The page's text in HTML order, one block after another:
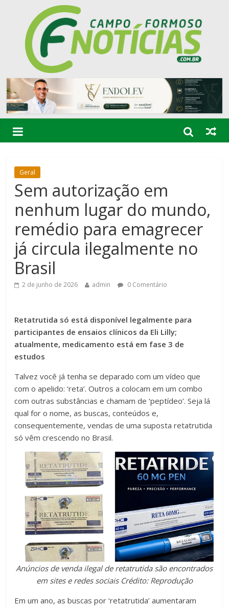
Geral
Sem autorização em
nenhum lugar do mundo,
remédio para emagrecer
já circula ilegalmente no
Brasil
2 de junho de 2026 admin 0 Comentário
Retatrutida só está disponível legalmente para
participantes de ensaios clínicos da Eli Lilly;
atualmente, medicamento está em fase 3 de
estudos
Talvez você já tenha se deparado com um vídeo que
com o apelido: ‘reta’. Outros a colocam em um combo
com outras substâncias e chamam de ‘peptídeo’. Seja lá
qual for o nome, as buscas, conteúdos e,
consequentemente, vendas de uma suposta retatrutida
só vêm crescendo no Brasil.
Anúncios de venda ilegal de retatrutida são encontrados
em sites e redes sociais Crédito: Reprodução
Em um ano, as buscas por ‘retatrutida’ aumentaram